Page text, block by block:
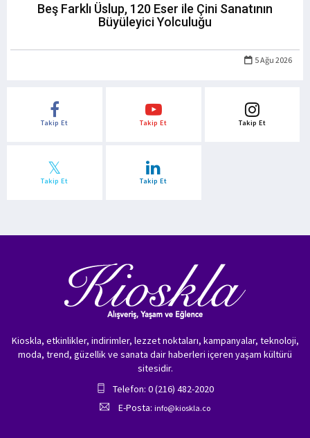
Beş Farklı Üslup, 120 Eser ile Çini Sanatının
Büyüleyici Yolculuğu
5 Ağu 2026
Takip Et Takip Et Takip Et
Takip Et Takip Et
Kioskla, etkinlikler, indirimler, lezzet noktaları, kampanyalar, teknoloji,
moda, trend, güzellik ve sanata dair haberleri içeren yaşam kültürü
sitesidir.
Telefon: 0 (216) 482-2020
E-Posta: info@kioskla.co